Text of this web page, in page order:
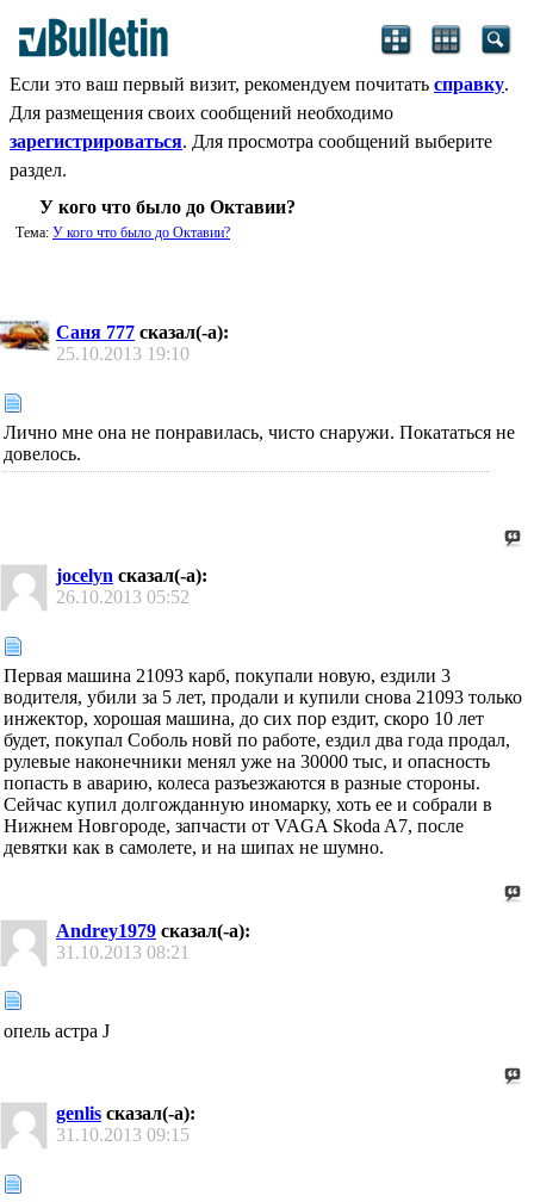
Если это ваш первый визит, рекомендуем почитать справку.
Для размещения своих сообщений необходимо
зарегистрироваться. Для просмотра сообщений выберите
раздел.
У кого что было до Октавии?
Тема: У кого что было до Октавии?
Саня 777 сказал(-а):
25.10.2013 19:10
Лично мне она не понравилась, чисто снаружи. Покататься не
довелось.
jocelyn сказал(-а):
26.10.2013 05:52
Первая машина 21093 карб, покупали новую, ездили 3
водителя, убили за 5 лет, продали и купили снова 21093 только
инжектор, хорошая машина, до сих пор ездит, скоро 10 лет
будет, покупал Соболь новй по работе, ездил два года продал,
рулевые наконечники менял уже на 30000 тыс, и опасность
попасть в аварию, колеса разъезжаются в разные стороны.
Сейчас купил долгожданную иномарку, хоть ее и собрали в
Нижнем Новгороде, запчасти от VAGA Skoda A7, после
девятки как в самолете, и на шипах не шумно.
Andrey1979 сказал(-а):
31.10.2013 08:21
опель астра J
genlis сказал(-а):
31.10.2013 09:15